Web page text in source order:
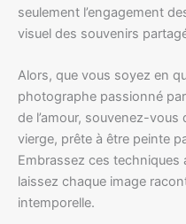
seulement l’engagement
visuel des souvenirs
Alors, que vous soyez en
photographe passionné
de l’amour, souvenez-
vierge, prête à être peinte
Embrassez ces
laissez chaque image
intemporelle.